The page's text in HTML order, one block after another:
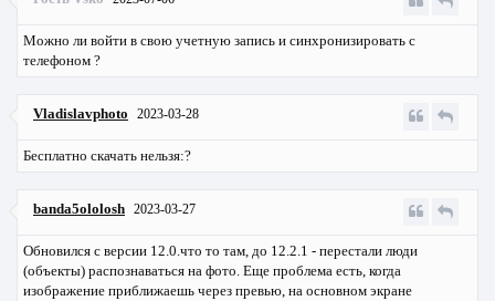
Можно ли войти в свою учетную запись и синхронизировать с
телефоном ?
Vladislavphoto 2023-03-28
Бесплатно скачать нельзя:?
banda5ololosh 2023-03-27
Обновился с версии 12.0.что то там, до 12.2.1 - перестали люди
(объекты) распознаваться на фото. Еще проблема есть, когда
изображение приближаешь через превью, на основном экране